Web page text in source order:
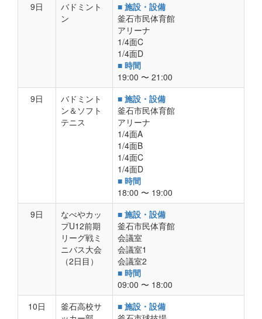
9日
バドミント
ン
■ 施設・設備
釜石市民体育館
アリーナ
1/4面C
1/4面D
■ 時間
19:00 〜 21:00
9日
バドミント
ン＆ソフト
テニス
■ 施設・設備
釜石市民体育館
アリーナ
1/4面A
1/4面B
1/4面C
1/4面D
■ 時間
18:00 〜 19:00
9日
なべやカッ
プU12前期
リーグ戦ミ
ニバス大会
（2日目）
■ 施設・設備
釜石市民体育館
会議室
会議室1
会議室2
■ 時間
09:00 〜 18:00
10日
釜石高校サ
■ 施設・設備